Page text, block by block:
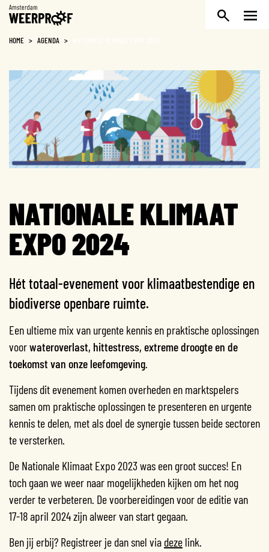
Weerproof
HOME > AGENDA >
NATIONALE KLIMAAT
EXPO 2024
Hét totaal-evenement voor klimaatbestendige en
biodiverse openbare ruimte.
Een ultieme mix van urgente kennis en praktische oplossingen
voorwateroverlast, hittestress, extreme droogte en de
toekomst van onze leefomgeving
Tijdens dit evenement komen overheden en marktspelers
samen om praktische oplossingen te presenteren en urgente
kennis te delen, met als doel de synergie tussen beide sectoren
te versterken.
De Nationale Klimaat Expo 2023 was een groot succes! En
toch gaan we weer naar mogelijkheden kijken om het nog
verder te verbeteren. De voorbereidingen voor de editie van
17-18 april 2024 zijn alweer van start gegaan.
Ben jij erbij? Registreer je dan snel via deze link.